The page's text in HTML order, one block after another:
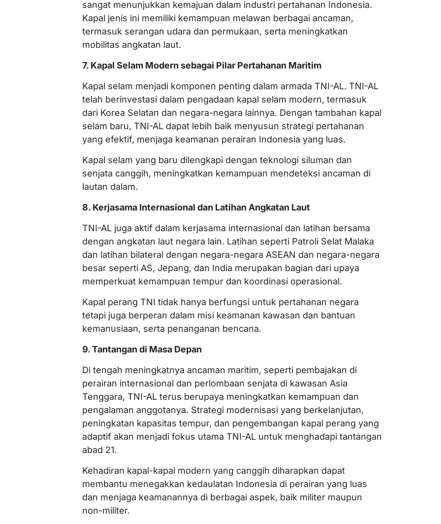
sangat menunjukkan kemajuan dalam industri pertahanan Indonesia.
Kapal jenis ini memiliki kemampuan melawan berbagai ancaman,
termasuk serangan udara dan permukaan, serta meningkatkan
mobilitas angkatan laut.
7. Kapal Selam Modern sebagai Pilar Pertahanan Maritim
Kapal selam menjadi komponen penting dalam armada TNI-AL. TNI-AL
telah berinvestasi dalam pengadaan kapal selam modern, termasuk
dari Korea Selatan dan negara-negara lainnya. Dengan tambahan kapal
selam baru, TNI-AL dapat lebih baik menyusun strategi pertahanan
yang efektif, menjaga keamanan perairan Indonesia yang luas.
Kapal selam yang baru dilengkapi dengan teknologi siluman dan
senjata canggih, meningkatkan kemampuan mendeteksi ancaman di
lautan dalam.
8. Kerjasama Internasional dan Latihan Angkatan Laut
TNI-AL juga aktif dalam kerjasama internasional dan latihan bersama
dengan angkatan laut negara lain. Latihan seperti Patroli Selat Malaka
dan latihan bilateral dengan negara-negara ASEAN dan negara-negara
besar seperti AS, Jepang, dan India merupakan bagian dari upaya
memperkuat kemampuan tempur dan koordinasi operasional.
Kapal perang TNI tidak hanya berfungsi untuk pertahanan negara
tetapi juga berperan dalam misi keamanan kawasan dan bantuan
kemanusiaan, serta penanganan bencana.
9. Tantangan di Masa Depan
Di tengah meningkatnya ancaman maritim, seperti pembajakan di
perairan internasional dan perlombaan senjata di kawasan Asia
Tenggara, TNI-AL terus berupaya meningkatkan kemampuan dan
pengalaman anggotanya. Strategi modernisasi yang berkelanjutan,
peningkatan kapasitas tempur, dan pengembangan kapal perang yang
adaptif akan menjadi fokus utama TNI-AL untuk menghadapi tantangan
abad 21.
Kehadiran kapal-kapal modern yang canggih diharapkan dapat
membantu menegakkan kedaulatan Indonesia di perairan yang luas
dan menjaga keamanannya di berbagai aspek, baik militer maupun
non-militer.